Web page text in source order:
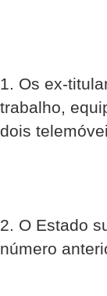
1. Os ex-
trabalho,
dois
2. O Estado
número